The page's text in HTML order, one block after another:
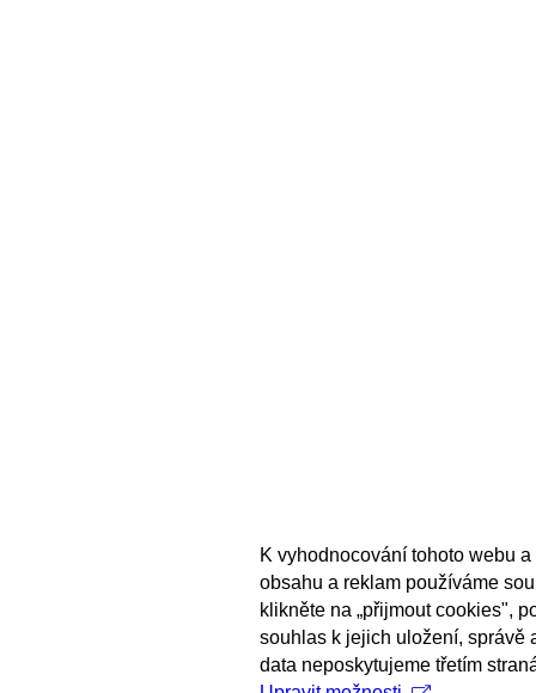
K vyhodnocování tohoto webu
obsahu a reklam používáme
klikněte na „přijmout cookies",
souhlas k jejich uložení, správě
data neposkytujeme třetím